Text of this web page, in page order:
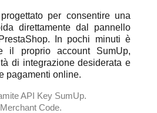
per consentire una
direttamente dal pannello
In pochi minuti è
il proprio account SumUp,
di integrazione desiderata e
pagamenti online.
API Key SumUp.
Code.